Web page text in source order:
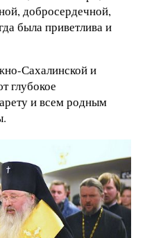
добросердечной,
была приветлива и
Сахалинской и
глубокое
и всем родным